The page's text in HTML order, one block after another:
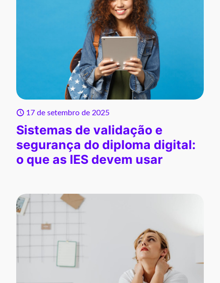
17 de setembro de 2025
Sistemas de validação e
segurança do diploma digital:
o que as IES devem usar